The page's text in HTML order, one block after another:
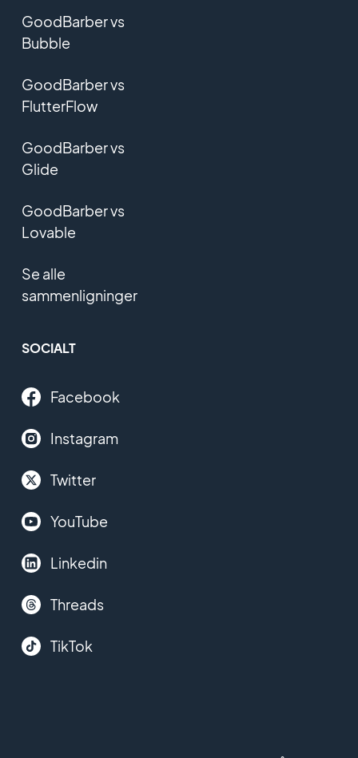
GoodBarber vs
Bubble
GoodBarber vs
FlutterFlow
GoodBarber vs
Glide
GoodBarber vs
Lovable
Se alle
sammenligninger
SOCIALT
Facebook
Instagram
Twitter
YouTube
Linkedin
Threads
TikTok